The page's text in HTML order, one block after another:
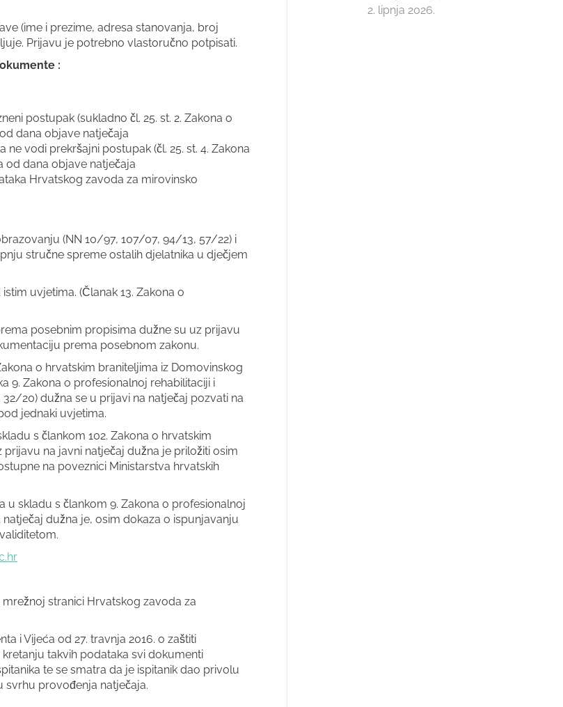
(ime i prezime, adresa stanovanja, broj
Prijavu je potrebno vlastoručno potpisati.
:
postupak (sukladno čl. 25. st. 2. Zakona o
dana objave natječaja
vodi prekršajni postupak (čl. 25. st. 4. Zakona
dana objave natječaja
Hrvatskog zavoda za mirovinsko
(NN 10/97, 107/07, 94/13, 57/22) i
stručne spreme ostalih djelatnika u dječjem
uvjetima. (Članak 13. Zakona o
posebnim propisima dužne su uz prijavu
prema posebnom zakonu.
o hrvatskim braniteljima iz Domovinskog
9. Zakona o profesionalnoj rehabilitaciji i
20) dužna se u prijavi na natječaj pozvati na
jednaki uvjetima.
s člankom 102. Zakona o hrvatskim
na javni natječaj dužna je priložiti osim
na poveznici Ministarstva hrvatskih
skladu s člankom 9. Zakona o profesionalnoj
dužna je, osim dokaza o ispunjavanju
mrežnoj stranici Hrvatskog zavoda za
i Vijeća od 27. travnja 2016. o zaštiti
takvih podataka svi dokumenti
te se smatra da je ispitanik dao privolu
svrhu provođenja natječaja.
2. lipnja 2026.